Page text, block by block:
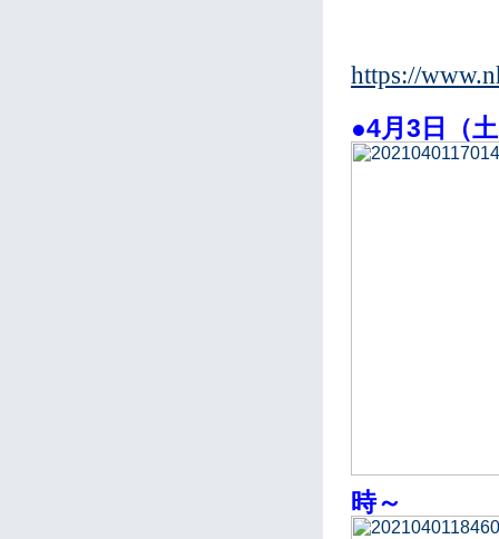
https://
●4月3日（
時～